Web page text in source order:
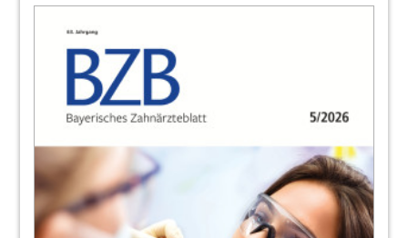
Präventionserfolge langfristig sichern –
FVDZ fordert Entbudgetierung von PAR-
Leistungen
Matthias Wallenfels
29Bayerische Ärzteversorgung setzt auf
Kontinuität – Dr. Gerald Quitterer erneut
Vorsitzender des Landesausschusses
Redaktion